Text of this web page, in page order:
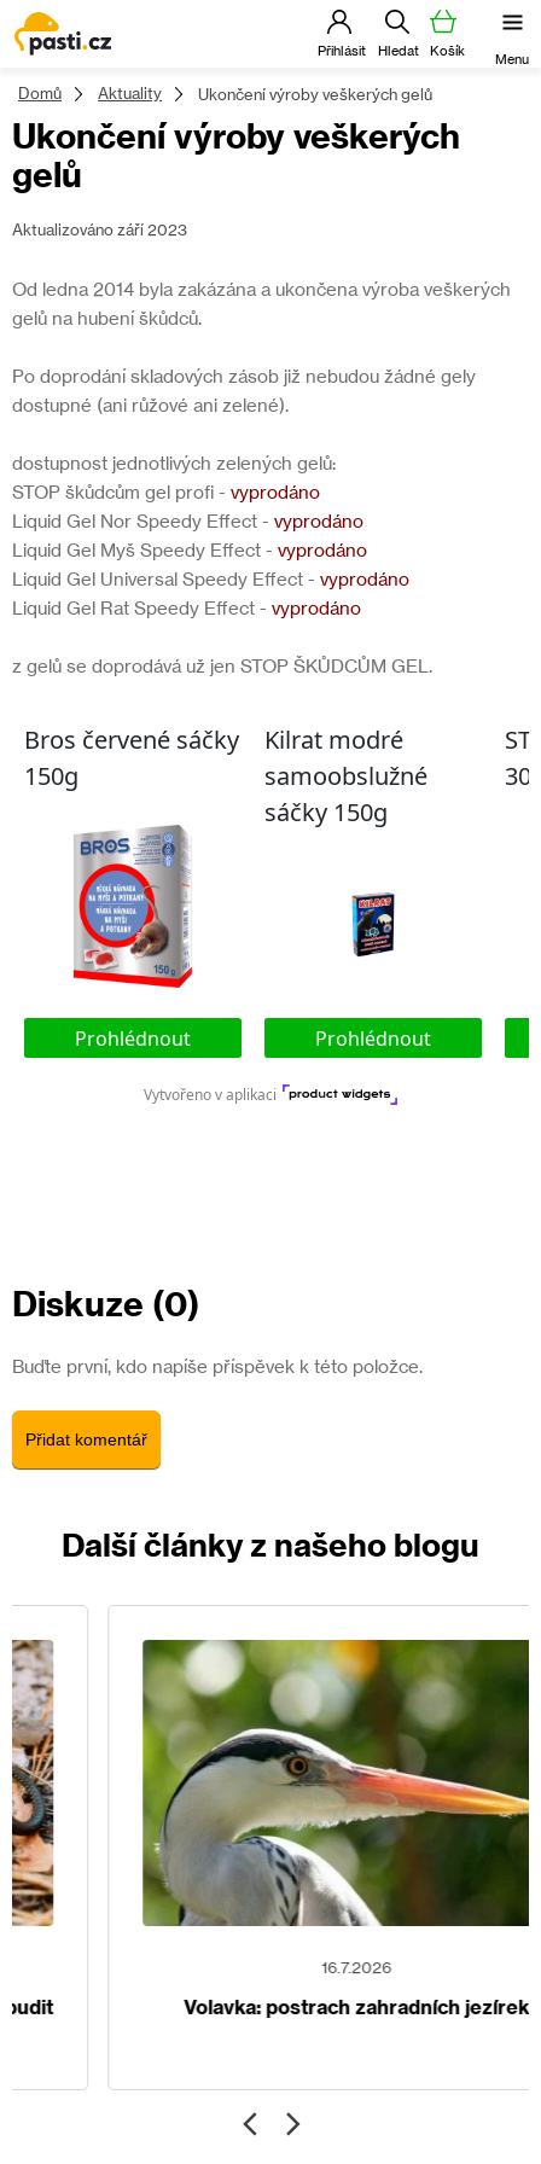
Přejít
na
obsah
Domů Aktuality Ukončení výroby veškerých gelů
Ukončení výroby veškerých
gelů
Aktualizováno září 2023
Od ledna 2014 byla zakázána a ukončena výroba veškerých
gelů na hubení škůdců.
Po doprodání skladových zásob již nebudou žádné gely
dostupné (ani růžové ani zelené).
dostupnost jednotlivých zelených gelů:
STOP škůdcům gel profi - vyprodáno
Liquid Gel Nor Speedy Effect - vyprodáno
Liquid Gel Myš Speedy Effect - vyprodáno
Liquid Gel Universal Speedy Effect - vyprodáno
Liquid Gel Rat Speedy Effect - vyprodáno
z gelů se doprodává už jen STOP ŠKŮDCŮM GEL.
Diskuze (0)
Buďte první, kdo napíše příspěvek k této položce.
Přidat komentář
Další články z našeho blogu
Volavka: postrach zahradních jezírek